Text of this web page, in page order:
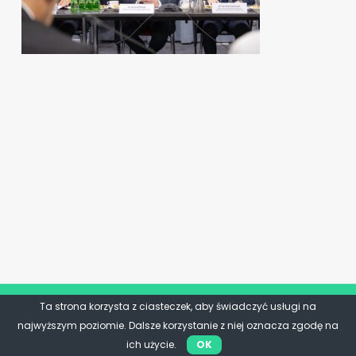
Ta strona korzysta z ciasteczek, aby świadczyć usługi na
najwyższym poziomie. Dalsze korzystanie z niej oznacza zgodę na
ich użycie.
OK